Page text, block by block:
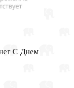
С Днем